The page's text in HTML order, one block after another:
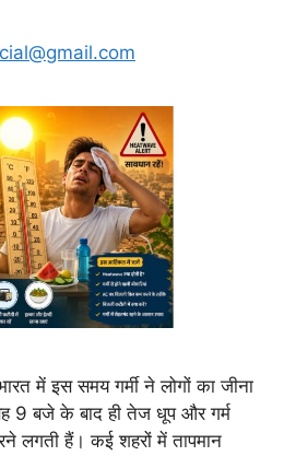
में इस समय गर्मी ने लोगों का जीना
9 बजे के बाद ही तेज धूप और गर्म
लगती हैं। कई शहरों में तापमान